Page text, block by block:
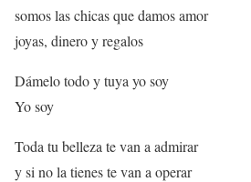
somos las chicas que damos amor
joyas, dinero y regalos
Dámelo todo y tuya yo soy
Yo soy
Toda tu belleza te van a admirar
y si no la tienes te van a operar